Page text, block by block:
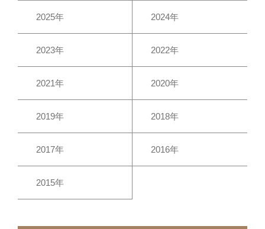
2025年 2024年
2023年 2022年
2021年 2020年
2019年 2018年
2017年 2016年
2015年